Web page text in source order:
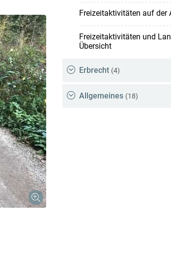
Freizeitaktivitäten auf der
Freizeitaktivitäten und
Übersicht
Erbrecht (4)
Allgemeines (18)